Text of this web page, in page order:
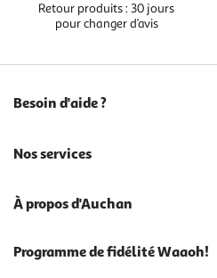
Retour produits : 30 jours
pour changer d’avis
Besoin d'aide ?
Nos services
À propos d'Auchan
Programme de fidélité Waaoh!